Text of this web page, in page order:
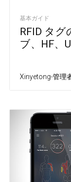
基本ガイド
RFID タ
ブ、HF、
Xinyetong-管理